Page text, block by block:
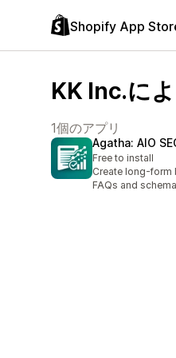
Shopify App
KK Inc.に
1個のアプリ
Agatha: AIO
Free to install
Create long-form
FAQs and